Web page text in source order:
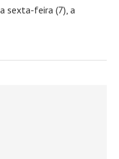
sexta-feira (7), a